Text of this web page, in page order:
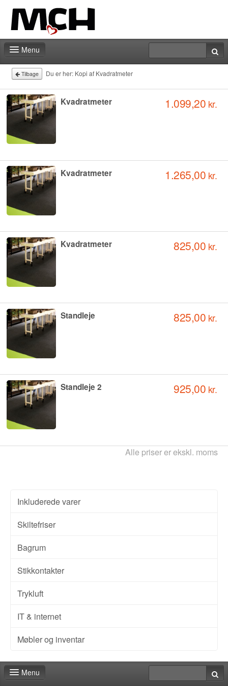
Menu
Messeshop
Deadlines
Min stand
Min markedsføring
Aktiviteter
Kontakt
Tilbage Du er her: Kopi af Kvadratmeter
Kvadratmeter 1.099,20 kr.
Kvadratmeter 1.265,00 kr.
Kvadratmeter 825,00 kr.
Standleje 825,00 kr.
Standleje 2 925,00 kr.
Alle priser er ekskl. moms
Inkluderede varer
Skiltefriser
Bagrum
Stikkontakter
Trykluft
IT & internet
Møbler og inventar
Menu